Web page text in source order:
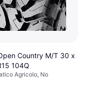
Country M/T 30 x
104Q
Agricolo, No